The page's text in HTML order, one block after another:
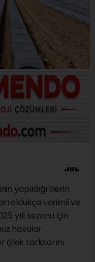
yapıldığı illerin
oldukça verimli ve
yılı sezonu için
havalar
çilek tarlalarını